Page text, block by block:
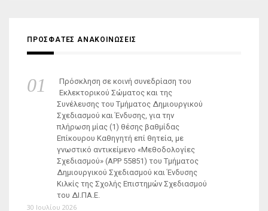
ΠΡΟΣΦΑΤΕΣ ΑΝΑΚΟΙΝΩΣΕΙΣ
Πρόσκληση σε κοινή συνεδρίαση του
Εκλεκτορικού Σώματος και της
Συνέλευσης του Τμήματος Δημιουργικού
Σχεδιασμού και Ένδυσης, για την
πλήρωση μίας (1) θέσης βαθμίδας
Επίκουρου Καθηγητή επί θητεία, με
γνωστικό αντικείμενο «Μεθοδολογίες
Σχεδιασμού» (ΑΡΡ 55851) του Τμήματος
Δημιουργικού Σχεδιασμού και Ένδυσης
Κιλκίς της Σχολής Επιστημών Σχεδιασμού
του ΔΙ.ΠΑ.Ε.
30 Ιουλίου 2026